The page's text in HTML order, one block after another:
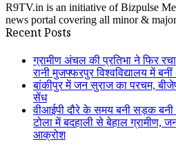
R9TV.in is an initiative of Bizpulse
news portal covering all minor &
Recent Posts
ग्रामीण अंचल की प्रतिभा ने फिर रचा
रानी मुजफ्फरपुर विश्वविद्यालय में
बांकीपुर में जन सुराज का परचम,
सेंध
वीआईपी दौरे के समय बनी सड़क
टोला में बदहाली से बेहाल ग्रामीण,
आक्रोश